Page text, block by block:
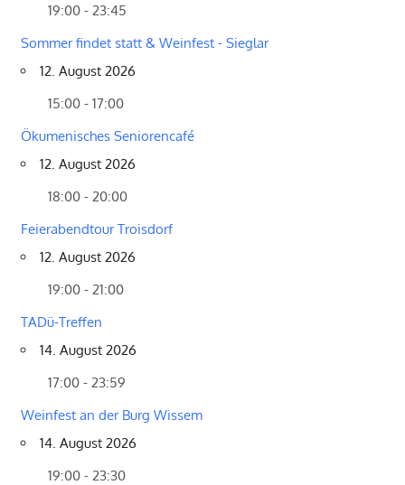
19:00 - 23:45
Sommer findet statt & Weinfest - Sieglar
12. August 2026
15:00 - 17:00
Ökumenisches Seniorencafé
12. August 2026
18:00 - 20:00
Feierabendtour Troisdorf
12. August 2026
19:00 - 21:00
TADü-Treffen
14. August 2026
17:00 - 23:59
Weinfest an der Burg Wissem
14. August 2026
19:00 - 23:30